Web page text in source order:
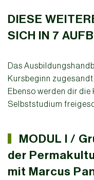
DIESE
SICH IN 7
Das
Kursbeginn zugesandt.
Ebenso werden dir
Selbststudium
MODUL I /
der
mit Marcus